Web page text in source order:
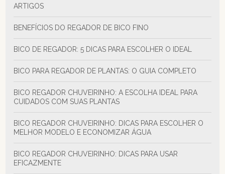
ARTIGOS
BENEFÍCIOS DO REGADOR DE BICO FINO
BICO DE REGADOR: 5 DICAS PARA ESCOLHER O IDEAL
BICO PARA REGADOR DE PLANTAS: O GUIA COMPLETO
BICO REGADOR CHUVEIRINHO: A ESCOLHA IDEAL PARA
CUIDADOS COM SUAS PLANTAS
BICO REGADOR CHUVEIRINHO: DICAS PARA ESCOLHER O
MELHOR MODELO E ECONOMIZAR ÁGUA
BICO REGADOR CHUVEIRINHO: DICAS PARA USAR
EFICAZMENTE